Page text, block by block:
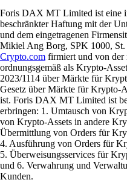
Foris DAX MT Limited ist eine
beschränkter Haftung mit der
und dem eingetragenen
Mikiel Ang Borg, SPK 1000, St.
Crypto.com firmiert und von der
ordnungsgemäß als Krypto-
2023/1114 über Märkte für
Gesetz über Märkte für Krypto-
ist. Foris DAX MT Limited ist
erbringen: 1. Umtausch von
von Krypto-Assets in andere
Übermittlung von Orders für
4. Ausführung von Orders für
5. Überweisungsservices für
und 6. Verwahrung und
Kunden.